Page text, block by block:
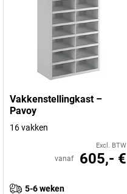
Vakkenstellingkast –
Pavoy
16 vakken
Excl. BTW
vanaf 605,- €
5-6 weken